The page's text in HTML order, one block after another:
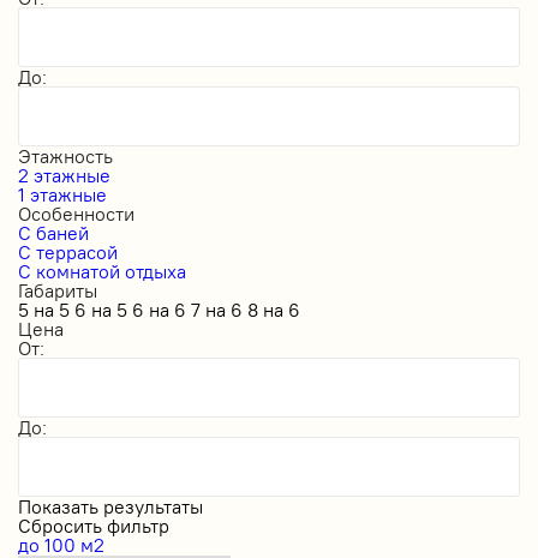
До:
Этажность
2 этажные
1 этажные
Особенности
С баней
С террасой
С комнатой отдыха
Габариты
5 на 5 6 на 5 6 на 6 7 на 6 8 на 6
Цена
От:
До:
Показать результаты
Сбросить фильтр
до 100 м2